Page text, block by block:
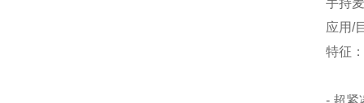
手持
应用/
特征：
- 超紧